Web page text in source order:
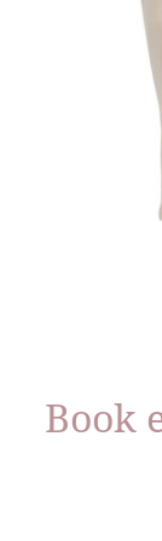
Book